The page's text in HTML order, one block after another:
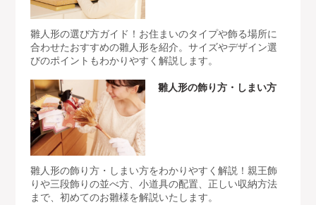
雛人形の選び方ガイド！お住まいのタイプや飾る場所に
合わせたおすすめの雛人形を紹介。サイズやデザイン選
びのポイントもわかりやすく解説します。
雛人形の飾り方・しまい方
雛人形の飾り方・しまい方をわかりやすく解説！親王飾
りや三段飾りの並べ方、小道具の配置、正しい収納方法
まで、初めてのお雛様を解説いたします。